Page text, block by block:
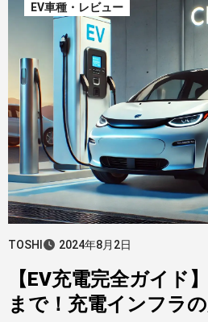
EV車種・レビュー
TOSHI 2024年8月2日
【EV充電完全ガイド
まで！充電インフラ